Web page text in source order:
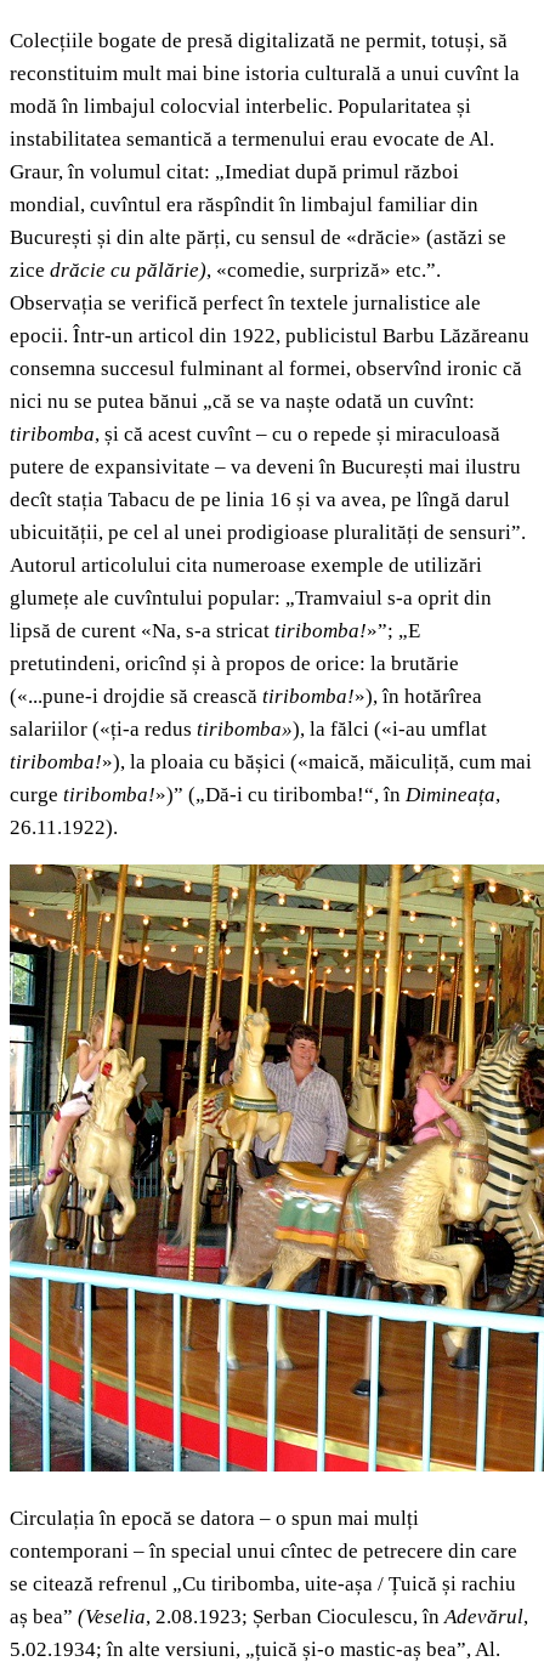
Colecțiile bogate de presă digitalizată ne permit, totuși, să
reconstituim mult mai bine istoria culturală a unui cuvînt la
modă în limbajul colocvial interbelic. Popularitatea și
instabilitatea semantică a termenului erau evocate de Al.
Graur, în volumul citat: „Imediat după primul război
mondial, cuvîntul era răspîndit în limbajul familiar din
București și din alte părți, cu sensul de «drăcie» (astăzi se
zice drăcie cu pălărie), «comedie, surpriză» etc.”.
Observația se verifică perfect în textele jurnalistice ale
epocii. Într-un articol din 1922, publicistul Barbu Lăzăreanu
consemna succesul fulminant al formei, observînd ironic că
nici nu se putea bănui „că se va naște odată un cuvînt:
tiribomba, și că acest cuvînt – cu o repede și miraculoasă
putere de expansivitate – va deveni în București mai ilustru
decît stația Tabacu de pe linia 16 și va avea, pe lîngă darul
ubicuității, pe cel al unei prodigioase pluralități de sensuri”.
Autorul articolului cita numeroase exemple de utilizări
glumețe ale cuvîntului popular: „Tramvaiul s-a oprit din
lipsă de curent «Na, s-a stricat tiribomba!»”; „E
pretutindeni, oricînd și à propos de orice: la brutărie
(«...pune-i drojdie să crească tiribomba!»), în hotărîrea
salariilor («ți-a redus tiribomba»), la fălci («i-au umflat
tiribomba!»), la ploaia cu bășici («maică, măiculiță, cum mai
curge tiribomba!»)” („Dă-i cu tiribomba!“, în Dimineața,
26.11.1922).
Circulația în epocă se datora – o spun mai mulți
contemporani – în special unui cîntec de petrecere din care
se citează refrenul „Cu tiribomba, uite-așa / Țuică și rachiu
aș bea” (Veselia, 2.08.1923; Șerban Cioculescu, înAdevărul,
5.02.1934; în alte versiuni, „țuică și-o mastic-aș bea”, Al.